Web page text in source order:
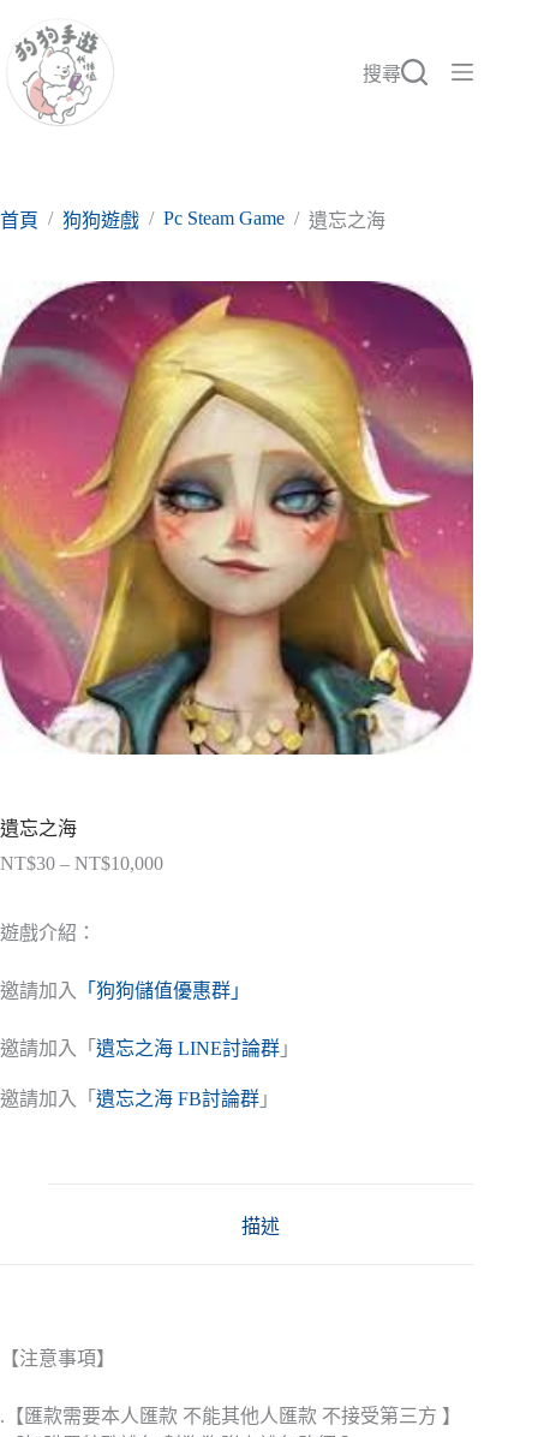
至
要
搜尋
首頁 / 狗狗遊戲 / Pc Steam Game / 遺忘之海
遺忘之海
NT$30 – NT$10,000價
NT$30
到
遊戲介紹：
邀請加入 「狗狗儲值優惠群」
邀請加入「 遺忘之海 LINE討論群 」
邀請加入「 遺忘之海 FB討論群 」
描述
【注意事項】
.【匯款需要本人匯款 不能其他人匯款 不接受第三方 】